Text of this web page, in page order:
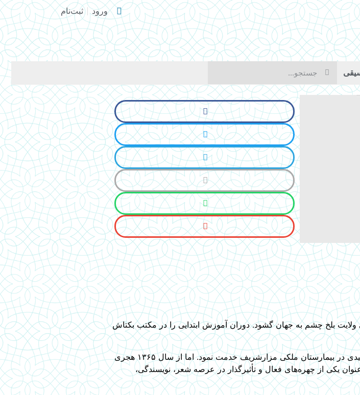
ورود ثبت‌نام
دهکده‌های کوهستانی ولایت بلخ چشم به جهان گشود. دوران آموزش ابتدایی را در مکتب بکتاش
او فعالیت حرفه‌ای خود را در حوزه پزشکی آغاز کرد و چند سال به عنوان آمر عملیات‌خانۀ اورتوپیدی در بیمارستان ملکی مزارشریف خدمت نمود. اما از سال ۱۳۶۵ هجری
یکی از چهره‌های فعال و تأثیرگذار در عرصه شعر، نویسندگی،